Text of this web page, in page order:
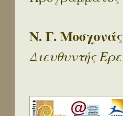
Ν. Γ. Μοσχονάς
Διευθυντής